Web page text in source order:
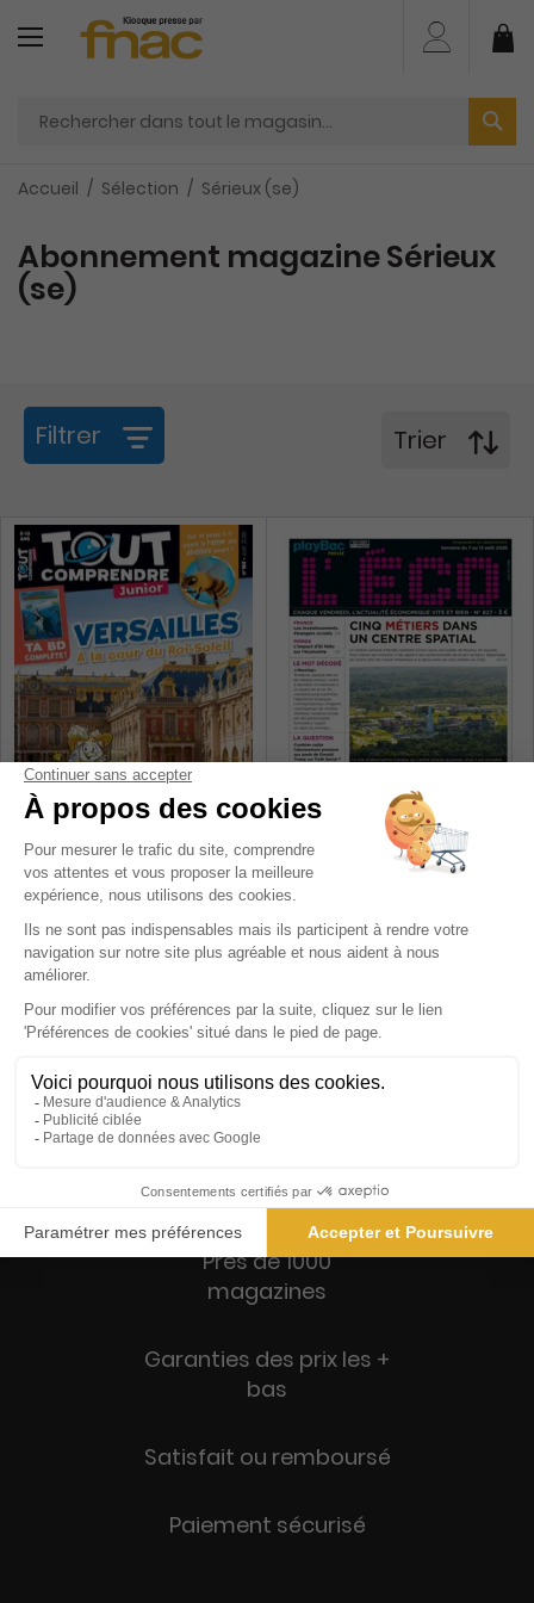
contenu
Accueil Sélection Sérieux (se)
Abonnement magazine Sérieux
(se)
Filtrer Trier
Tout Comprendre Junior
1 an
71,40 €
69,00 €
L'Eco
1 an
169,00 €
Près de 1000
magazines
Garanties des prix les +
bas
Satisfait ou remboursé
Paiement sécurisé